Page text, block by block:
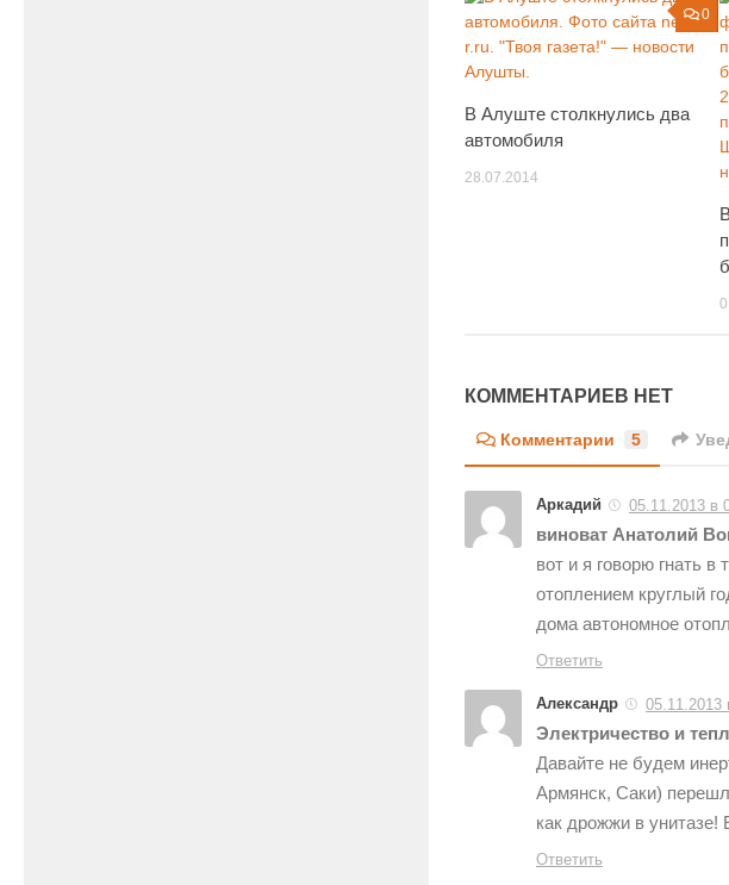
0
В Алуште столкнулись два
автомобиля
28.07.2014
КОММЕНТАРИЕВ НЕТ
Комментарии 5
Аркадий 05.11.2013 в
виноват Анатолий
вот и я говорю гнать в
отоплением круглый
дома автономное
Ответить
Александр 05.11.2013
Электричество и
Давайте не будем
Армянск, Саки)
как дрожжи в унитазе!
Ответить